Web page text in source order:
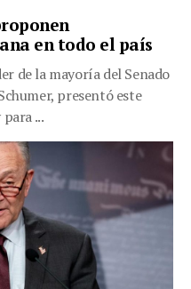
en todo el país
de la mayoría del Senado
presentó este
...